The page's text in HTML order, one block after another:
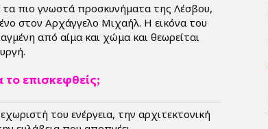
πιο γνωστά προσκυνήματα της Λέσβου,
στον Αρχάγγελο Μιχαήλ. Η εικόνα του
από αίμα και χώμα και θεωρείται
το επισκεφθείς;
του ενέργεια, την αρχιτεκτονική